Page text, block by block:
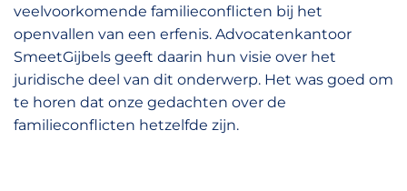
veelvoorkomende familieconflicten bij het
openvallen van een erfenis. Advocatenkantoor
SmeetGijbels geeft daarin hun visie over het
juridische deel van dit onderwerp. Het was goed om
te horen dat onze gedachten over de
familieconflicten hetzelfde zijn.